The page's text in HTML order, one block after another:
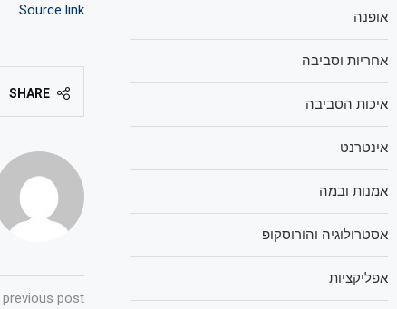
Source link
SHARE
previous post
אופנה
אחריות וסביבה
איכות הסביבה
אינטרנט
אמנות ובמה
אסטרולוגיה והורוסקופ
אפליקציות